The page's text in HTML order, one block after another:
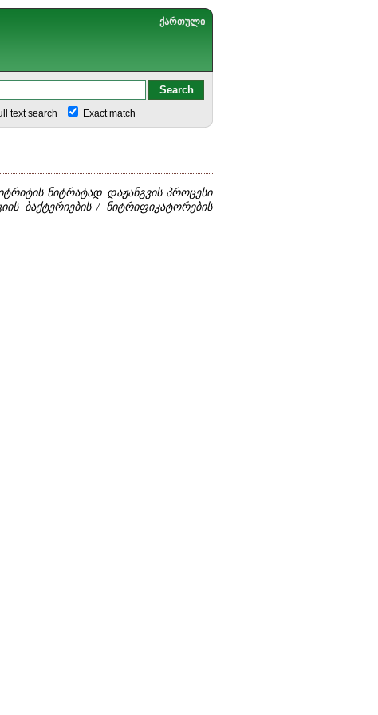
ქართული
text search Exact match
ნიტრატად დაჟანგვის პროცესი
ბაქტერიების / ნიტრიფიკატორების